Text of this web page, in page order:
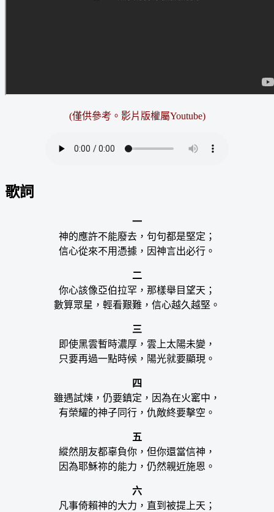
(僅供參考。影片版權屬Youtube)
歌詞
一
神的應許不能廢去，句句都是堅定；
信心從來不用憑據，因神言出必行。
二
你心該像亞伯拉罕，那樣舉目望天；
數算眾星，輕看艱難，信心越久越堅。
三
即使黑雲暫時濃厚，雲上太陽未變，
只要再過一點時候，陽光就要顯現。
四
雖遇試煉，仍要鎮定，因為在火窰中，
有榮耀的神子同行，仇敵終要擊空。
五
縱然朋友都辜負你，但你還當信神，
因為耶穌祢的能力，仍然親近施恩。
六
凡事倚賴神的大力，直到被提上天；